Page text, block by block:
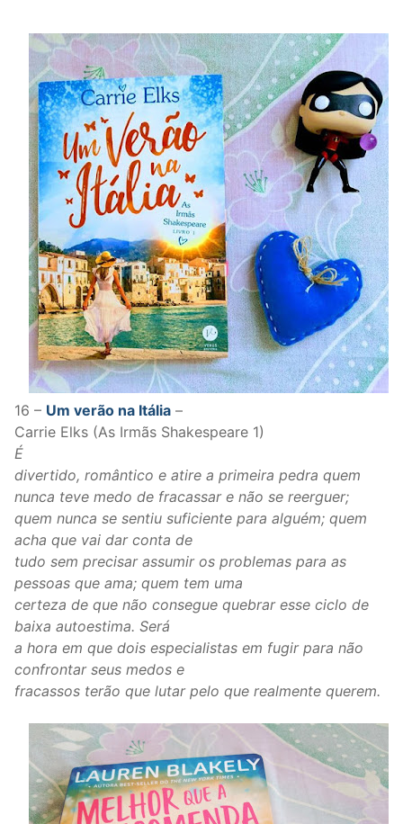
16 – Um verão na Itália –
Carrie Elks (As Irmãs Shakespeare 1)
É
divertido, romântico e atire a primeira pedra quem
nunca teve medo de fracassar e não se reerguer;
quem nunca se sentiu suficiente para alguém; quem
acha que vai dar conta de
tudo sem precisar assumir os problemas para as
pessoas que ama; quem tem uma
certeza de que não consegue quebrar esse ciclo de
baixa autoestima. Será
a hora em que dois especialistas em fugir para não
confrontar seus medos e
fracassos terão que lutar pelo que realmente querem.